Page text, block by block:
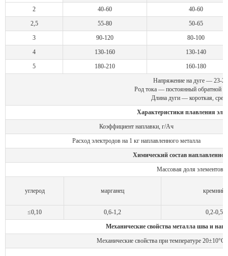
2
40-60
40-60
2,5
55-80
50-65
3
90-120
80-100
4
130-160
130-140
5
180-210
160-180
Напряжение на дуге — 23-
Род тока — постоянный обратной
Длина дуги — короткая,
Характеристики плавления
Коэффициент наплавки, г/Ач
Расход электродов на 1 кг наплавленного металла
Химический состав
Массовая доля
углерод марганец кремний
≤0,10 0,6-1,2
0,2-0,5
Механические свойства металла шва и
Механические свойства при температуре 20±10°С,